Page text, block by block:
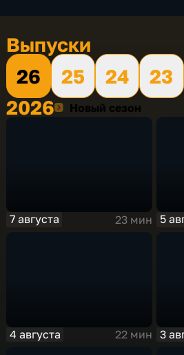
Выпуски
26
25 24 23
20262026 Новый сезон
7 августа 23 мин 5
4 августа 22 мин 3